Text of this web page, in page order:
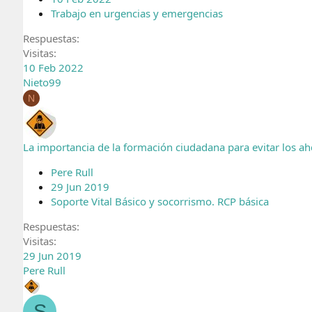
Trabajo en urgencias y emergencias
Respuestas
Visitas
10 Feb 2022
Nieto99
N
La importancia de la formación ciudadana para evitar los
Pere Rull
29 Jun 2019
Soporte Vital Básico y socorrismo. RCP básica
Respuestas
Visitas
29 Jun 2019
Pere Rull